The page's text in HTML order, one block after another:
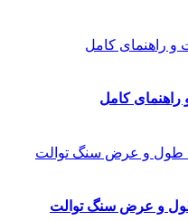
راهنمای کامل
طول و عرض سنگ توالت